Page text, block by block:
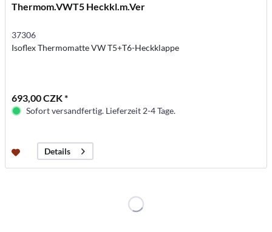
Thermom.VWT5 Heckkl.m.Ver
37306
Isoflex Thermomatte VW T5+T6-Heckklappe
693,00 CZK *
Sofort versandfertig. Lieferzeit 2-4 Tage.
Details